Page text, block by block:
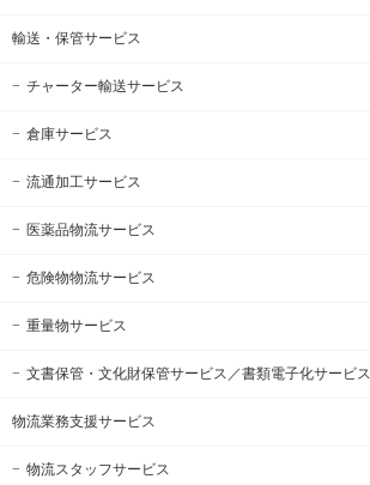
輸送・保管サービス
チャーター輸送サービス
倉庫サービス
流通加工サービス
医薬品物流サービス
危険物物流サービス
重量物サービス
文書保管・文化財保管サービス ／書類電子化サービス
物流業務支援サービス
物流スタッフサービス